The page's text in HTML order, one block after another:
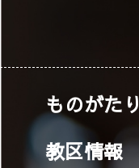
ものがたり
教区情報